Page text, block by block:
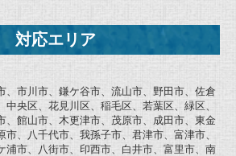
対応エリア
、市川市、鎌ケ谷市、流山市、野田市、佐倉
央区、花見川区、稲毛区、若葉区、緑区、
、館山市、木更津市、茂原市、成田市、東金
、八千代市、我孫子市、君津市、富津市、
浦市、八街市、印西市、白井市、富里市、南